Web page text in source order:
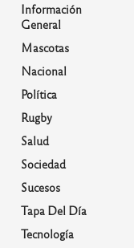
Información
General
Mascotas
Nacional
Política
Rugby
Salud
Sociedad
Sucesos
Tapa Del Día
Tecnología